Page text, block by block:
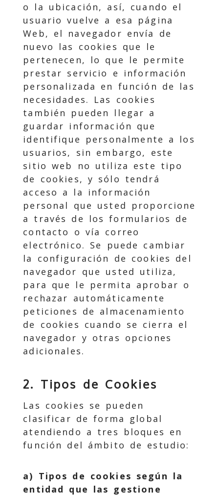
o la ubicación, así, cuando el
usuario vuelve a esa página
Web, el navegador envía de
nuevo las cookies que le
pertenecen, lo que le permite
prestar servicio e información
personalizada en función de las
necesidades. Las cookies
también pueden llegar a
guardar información que
identifique personalmente a los
usuarios, sin embargo, este
sitio web no utiliza este tipo
de cookies, y sólo tendrá
acceso a la información
personal que usted proporcione
a través de los formularios de
contacto o vía correo
electrónico. Se puede cambiar
la configuración de cookies del
navegador que usted utiliza,
para que le permita aprobar o
rechazar automáticamente
peticiones de almacenamiento
de cookies cuando se cierra el
navegador y otras opciones
adicionales.
2. Tipos de Cookies
Las cookies se pueden
clasificar de forma global
atendiendo a tres bloques en
función del ámbito de estudio:
a) Tipos de cookies según la
entidad que las gestione